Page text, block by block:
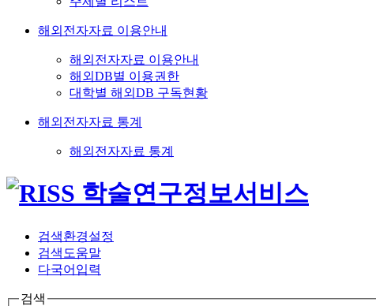
해외전자자료 이용안내
해외전자자료 이용안내
해외DB별 이용권한
대학별 해외DB 구독현황
해외전자자료 통계
해외전자자료 통계
검색환경설정
검색도움말
다국어입력
검색